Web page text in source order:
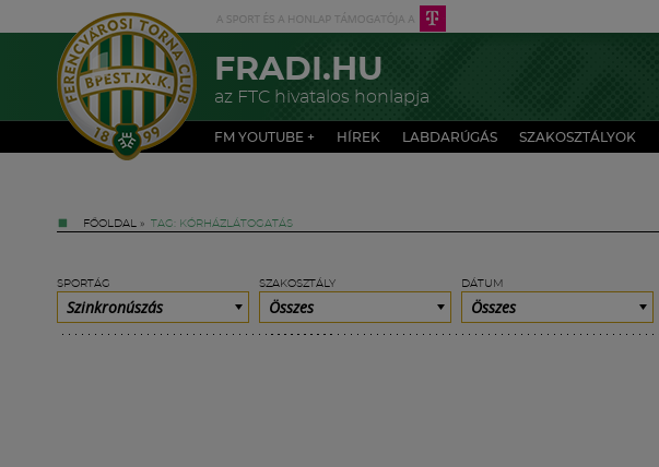
FRADI.HU
az FTC hivatalos honlapja
FM YOUTUBE + HÍREK LABDARÚGÁS SZAKOSZTÁLYOK
FŐOLDAL » TAG: KÓRHÁZLÁTOGATÁS
SPORTÁG
Szinkronúszás
SZAKOSZTÁLY
Összes
DÁTUM
Összes